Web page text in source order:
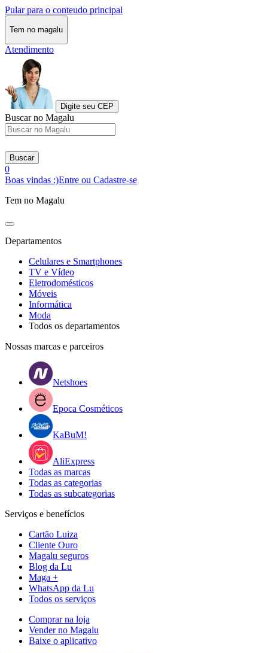
Pular para o conteudo principal
Tem no magalu
Atendimento
Digite seu CEP
Buscar no Magalu
Buscar
0
Boas vindas :)Entre ou Cadastre-se
Tem no Magalu
Departamentos
Celulares e Smartphones
TV e Vídeo
Eletrodomésticos
Móveis
Informática
Moda
Todos os departamentos
Nossas marcas e parceiros
Netshoes
Epoca Cosméticos
KaBuM!
AliExpress
Todas as marcas
Todas as categorias
Todas as subcategorias
Serviços e benefícios
Cartão Luiza
Cliente Ouro
Magalu seguros
Blog da Lu
Maga +
WhatsApp da Lu
Todos os serviços
Comprar na loja
Vender no Magalu
Baixe o aplicativo